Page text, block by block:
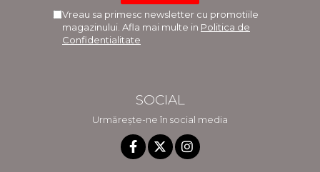
Vreau sa primesc newsletter cu promotiile
magazinului. Afla mai multe in Politica de
Confidentialitate
SOCIAL
Urmărește-ne în social media